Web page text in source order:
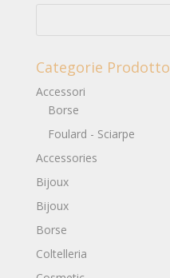
Categorie Prodotto
Accessori
Borse
Foulard - Sciarpe
Accessories
Bijoux
Bijoux
Borse
Coltelleria